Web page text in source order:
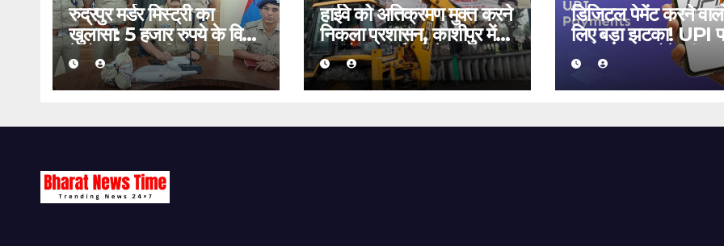
रुद्रपुर मर्डर मिस्ट्री का
खुलासा: 5 हजार रुपये के विवाद
में दोस्त बना कातिल, CCTV
और पोस्टमार्टम रिपोर्ट से खुली
परतें
हाईवे को अतिक्रमण मुक्त करने
निकला प्रशासन, काशीपुर में
बुलडोजर कार्रवाई से 56
दुकानदार प्रभावित
डिजिटल पेमेंट करने
लिए बड़ा झटका! UPI
MDR लागू होने की
जानिए क्या होगा असर